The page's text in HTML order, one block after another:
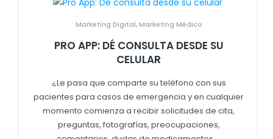
Marketing Digital, Marketing Médico
PRO APP: DÉ CONSULTA DESDE SU
CELULAR
¿Le pasa que comparte su teléfono con sus
pacientes para casos de emergencia y en cualquier
momento comienza a recibir solicitudes de cita,
preguntas, fotografías, preocupaciones,